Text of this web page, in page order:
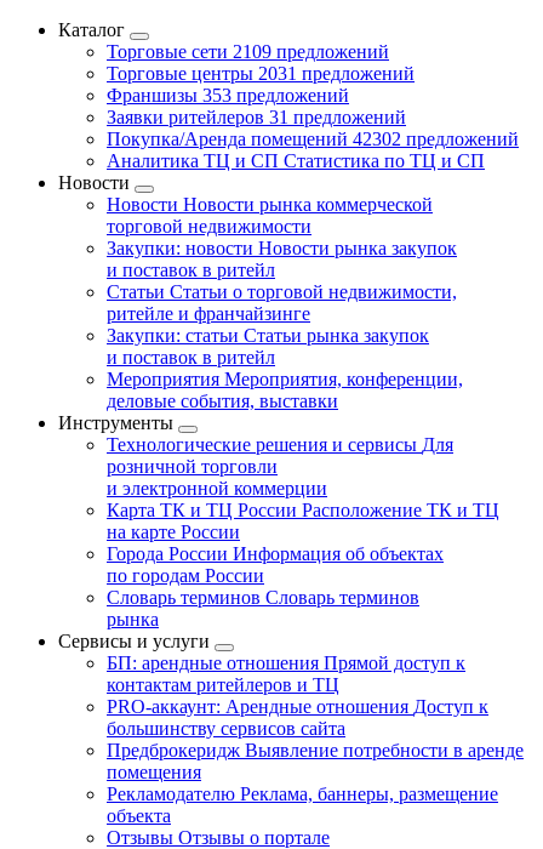
Каталог
Торговые сети 2109 предложений
Торговые центры 2031 предложений
Франшизы 353 предложений
Заявки ритейлеров 31 предложений
Покупка/Аренда помещений 42302 предложений
Аналитика ТЦ и СП Статистика по ТЦ и СП
Новости
Новости Новости рынка коммерческой
торговой недвижимости
Закупки: новости Новости рынка закупок
и поставок в ритейл
Статьи Статьи о торговой недвижимости,
ритейле и франчайзинге
Закупки: статьи Статьи рынка закупок
и поставок в ритейл
Мероприятия Мероприятия, конференции,
деловые события, выставки
Инструменты
Технологические решения и сервисы Для
розничной торговли
и электронной коммерции
Карта ТК и ТЦ России Расположение ТК и ТЦ
на карте России
Города России Информация об объектах
по городам России
Словарь терминов Словарь терминов
рынка
Сервисы и услуги
БП: арендные отношения Прямой доступ к
контактам ритейлеров и ТЦ
PRO-аккаунт: Арендные отношения Доступ к
большинству сервисов сайта
Предброкеридж Выявление потребности в аренде
помещения
Рекламодателю Реклама, баннеры, размещение
объекта
Отзывы Отзывы о портале